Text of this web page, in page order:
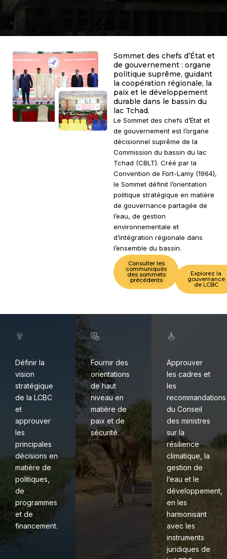
Sommet des chefs d’État et
de gouvernement : organe
politique suprême, guidant
la coopération régionale, la
paix et le développement
durable dans le bassin du
lac Tchad.
Le Sommet des chefs d’État et
de gouvernement est l’organe
décisionnel suprême de la
Commission du bassin du lac
Tchad (CBLT). Créé par la
Convention de Fort-Lamy (1964),
le Sommet définit l’orientation
politique stratégique en matière
de gouvernance partagée de
l’eau, de gestion
environnementale et
d’intégration régionale dans
l’ensemble du bassin.
Consulter les
communiqués
des sommets
précédents
Explorez la
gouvernance
de LCBC
Définir la
vision
stratégique
de la LCBC
et
approuver
les
principales
décisions en
matière de
politiques,
de
programmes
et de
financement.
Fournir des
orientations
de haut
niveau en
matière de
paix et de
sécurité.
Approuver
les cadres et
les
recommandations
du Conseil
des ministres
sur la
résilience
climatique, la
gestion de
l’eau et le
développement,
en les
harmonisant
avec les
instruments
juridiques de